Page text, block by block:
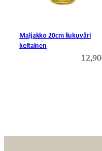
Maljakko 20cm liukuväri
keltainen
12,90